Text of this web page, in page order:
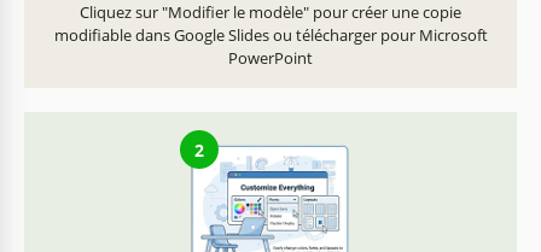
Cliquez sur "Modifier le modèle" pour créer une copie
modifiable dans Google Slides ou télécharger pour Microsoft
PowerPoint
2